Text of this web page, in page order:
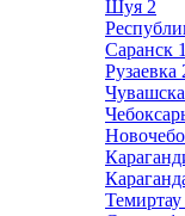
Шуя 2
Саранск
Рузаевка
Темиртау